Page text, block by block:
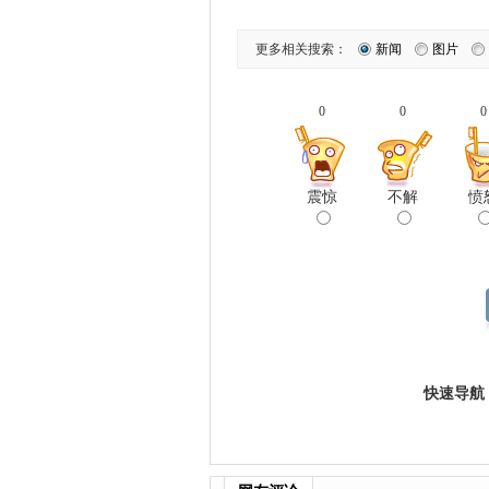
更多相关搜索： 新闻 图片
0
震惊
0
不解
0
愤
快速导航